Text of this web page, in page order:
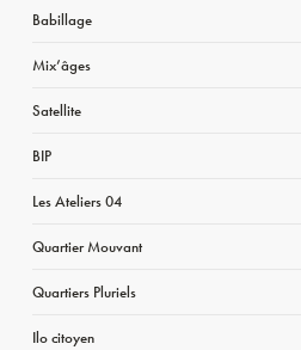
Babillage
Mix’âges
Satellite
BIP
Les Ateliers 04
Quartier Mouvant
Quartiers Pluriels
Ilo citoyen